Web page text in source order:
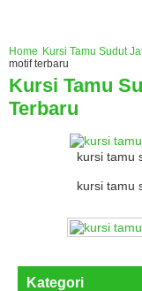
Home Kursi Tamu Sudut
motif terbaru
Kursi Tamu
Terbaru
kursi tamu
kursi tamu
Kategori